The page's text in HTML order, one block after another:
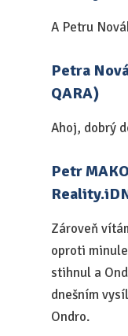
A Petru
Petra
QARA)
Ahoj, dobrý
Petr
Zároveň
oproti
stihnul a
dnešním
Ondro.